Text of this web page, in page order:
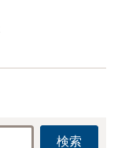
検索